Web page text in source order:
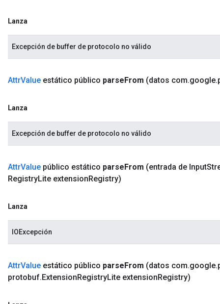
Lanza
Excepción de buffer de protocolo no válido
AttrValue estático público parseFrom (datos com.google.
Lanza
Excepción de buffer de protocolo no válido
AttrValue público estático parseFrom (entrada de Input
RegistryLite extensionRegistry)
Lanza
IOExcepción
AttrValue estático público parseFrom (datos com.google.
protobuf.ExtensionRegistryLite extensionRegistry)